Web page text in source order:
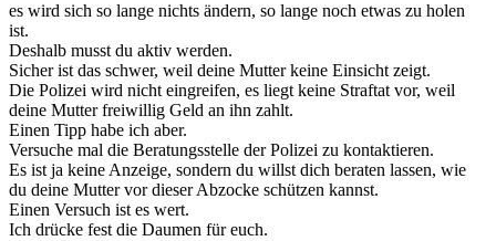
es wird sich so lange nichts ändern, so lange noch etwas zu holen
ist.
Deshalb musst du aktiv werden.
Sicher ist das schwer, weil deine Mutter keine Einsicht zeigt.
Die Polizei wird nicht eingreifen, es liegt keine Straftat vor, weil
deine Mutter freiwillig Geld an ihn zahlt.
Einen Tipp habe ich aber.
Versuche mal die Beratungsstelle der Polizei zu kontaktieren.
Es ist ja keine Anzeige, sondern du willst dich beraten lassen, wie
du deine Mutter vor dieser Abzocke schützen kannst.
Einen Versuch ist es wert.
Ich drücke fest die Daumen für euch.